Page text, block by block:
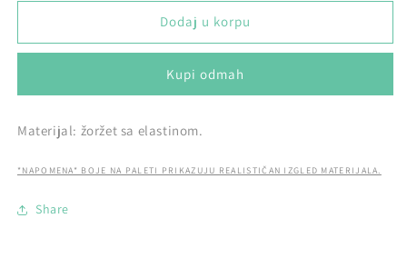
Dodaj u korpu
Kupi odmah
Materijal: žoržet sa elastinom.
*NAPOMENA* BOJE NA PALETI PRIKAZUJU REALISTIČAN IZGLED MATERIJALA.
Share